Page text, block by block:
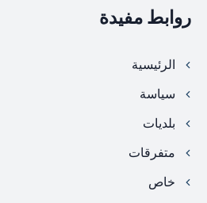
روابط مفيدة
الرئيسية
سياسة
بلديات
متفرقات
خاص